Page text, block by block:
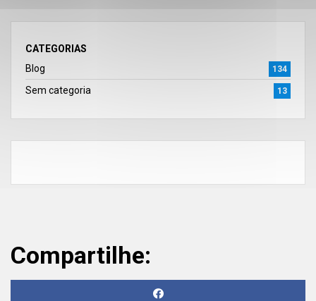
CATEGORIAS
Blog
134
Sem categoria 13
Compartilhe: